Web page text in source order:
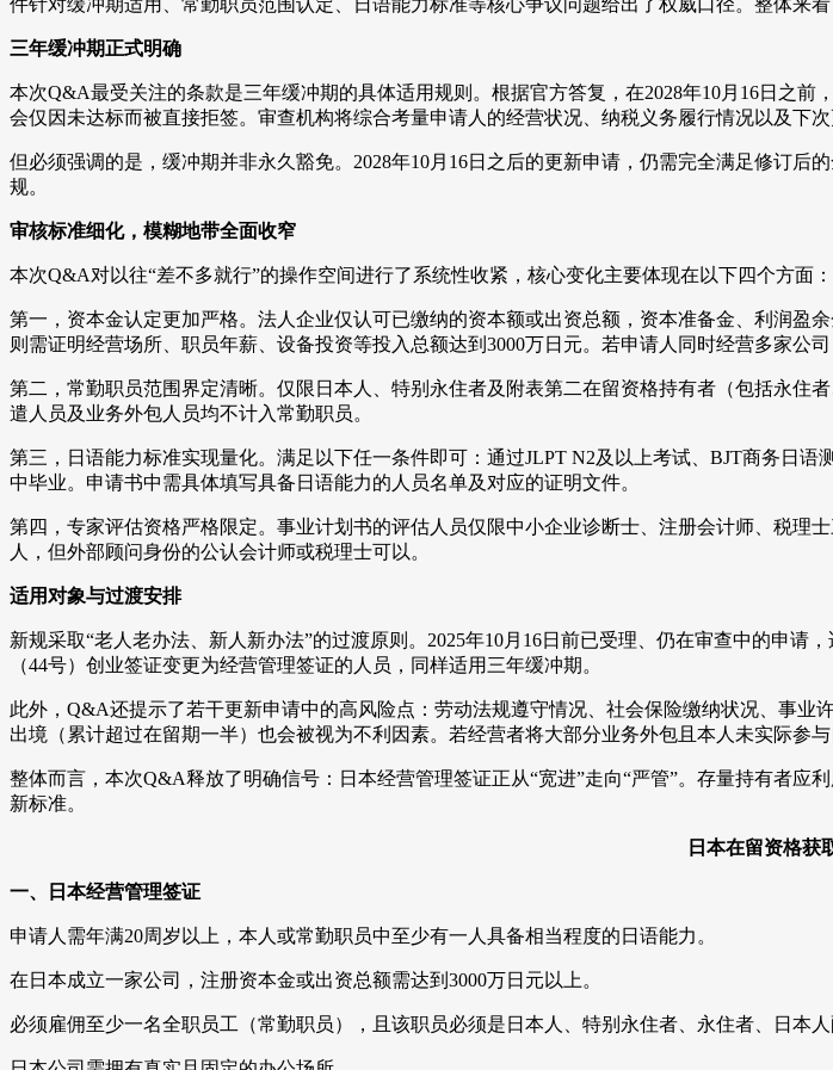
件针对缓冲期适用、常勤职员范围认定、日语能力标准等核心争议问题给出了权威口径。整体来
三年缓冲期正式明确
本次Q&A最受关注的条款是三年缓冲期的具体适用规则。根据官方答复，在2028年10月16日之
会仅因未达标而被直接拒签。审查机构将综合考量申请人的经营状况、纳税义务履行情况以及下
但必须强调的是，缓冲期并非永久豁免。2028年10月16日之后的更新申请，仍需完全满足修订
规。
审核标准细化，模糊地带全面收窄
本次Q&A对以往“差不多就行”的操作空间进行了系统性收紧，核心变化主要体现在以下四个方面：
第一，资本金认定更加严格。法人企业仅认可已缴纳的资本额或出资总额，资本准备金、利润盈
则需证明经营场所、职员年薪、设备投资等投入总额达到3000万日元。若申请人同时经营多家公
第二，常勤职员范围界定清晰。仅限日本人、特别永住者及附表第二在留资格持有者（包括永
遣人员及业务外包人员均不计入常勤职员。
第三，日语能力标准实现量化。满足以下任一条件即可：通过JLPT N2及以上考试、BJT商务日
中毕业。申请书中需具体填写具备日语能力的人员名单及对应的证明文件。
第四，专家评估资格严格限定。事业计划书的评估人员仅限中小企业诊断士、注册会计师、税
人，但外部顾问身份的公认会计师或税理士可以。
适用对象与过渡安排
新规采取“老人老办法、新人新办法”的过渡原则。2025年10月16日前已受理、仍在审查中的申请
（44号）创业签证变更为经营管理签证的人员，同样适用三年缓冲期。
此外，Q&A还提示了若干更新申请中的高风险点：劳动法规遵守情况、社会保险缴纳状况、事
出境（累计超过在留期一半）也会被视为不利因素。若经营者将大部分业务外包且本人未实际参
整体而言，本次Q&A释放了明确信号：日本经营管理签证正从“宽进”走向“严管”。存量持有者
新标准。
日本在留资格获
一、日本经营管理签证
申请人需年满20周岁以上，本人或常勤职员中至少有一人具备相当程度的日语能力。
在日本成立一家公司，注册资本金或出资总额需达到3000万日元以上。
必须雇佣至少一名全职员工（常勤职员），且该职员必须是日本人、特别永住者、永住者、日本